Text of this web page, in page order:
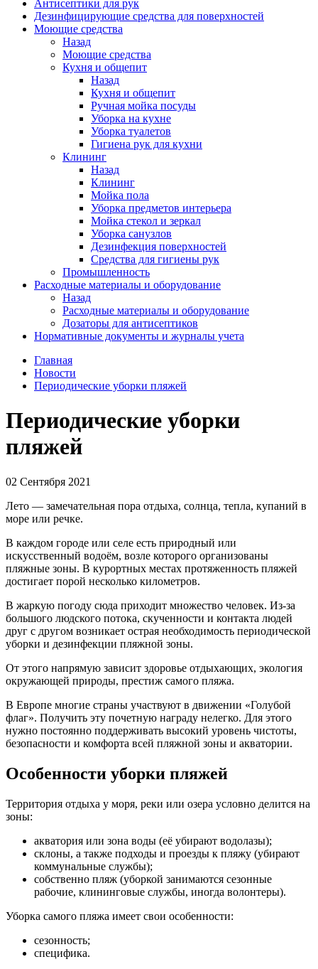
Антисептики для рук
Дезинфицирующие средства для поверхностей
Моющие средства
Назад
Моющие средства
Кухня и общепит
Назад
Кухня и общепит
Ручная мойка посуды
Уборка на кухне
Уборка туалетов
Гигиена рук для кухни
Клининг
Назад
Клининг
Мойка пола
Уборка предметов интерьера
Мойка стекол и зеркал
Уборка санузлов
Дезинфекция поверхностей
Средства для гигиены рук
Промышленность
Расходные материалы и оборудование
Назад
Расходные материалы и оборудование
Дозаторы для антисептиков
Нормативные документы и журналы учета
Главная
Новости
Периодические уборки пляжей
Периодические уборки
пляжей
02 Сентября 2021
Лето — замечательная пора отдыха, солнца, тепла, купаний в
море или речке.
В каждом городе или селе есть природный или
искусственный водоём, возле которого организованы
пляжные зоны. В курортных местах протяженность пляжей
достигает порой несколько километров.
В жаркую погоду сюда приходит множество человек. Из-за
большого людского потока, скученности и контакта людей
друг с другом возникает острая необходимость периодической
уборки и дезинфекции пляжной зоны.
От этого напрямую зависит здоровье отдыхающих, экология
окружающей природы, престиж самого пляжа.
В Европе многие страны участвуют в движении «Голубой
флаг». Получить эту почетную награду нелегко. Для этого
нужно постоянно поддерживать высокий уровень чистоты,
безопасности и комфорта всей пляжной зоны и акватории.
Особенности уборки пляжей
Территория отдыха у моря, реки или озера условно делится на
зоны:
акватория или зона воды (её убирают водолазы);
склоны, а также подходы и проезды к пляжу (убирают
коммунальные службы);
собственно пляж (уборкой занимаются сезонные
рабочие, клининговые службы, иногда волонтеры).
Уборка самого пляжа имеет свои особенности:
сезонность;
специфика.